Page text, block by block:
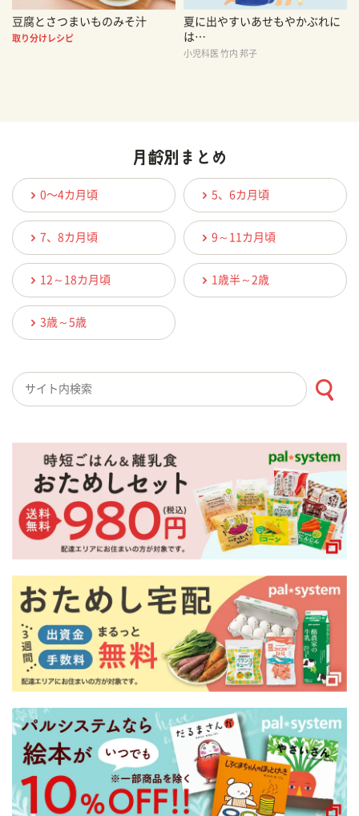
豆腐とさつまいものみそ汁
取り分けレシピ
夏に出やすいあせもやかぶれに
は…
小児科医 竹内 邦子
0〜4カ月頃 5、6カ月頃
7、8カ月頃 9～11カ月頃
12～18カ月頃 1歳半～2歳
3歳～5歳
検索キーワード入力